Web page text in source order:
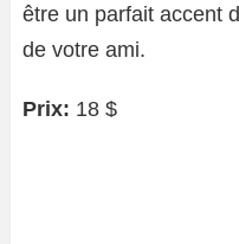
être un parfait accent
de votre ami.
Prix: 18 $